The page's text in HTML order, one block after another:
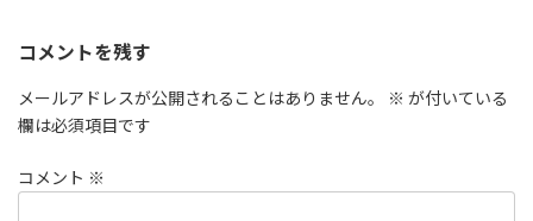
コメントを残す
メールアドレスが公開されることはありません。 ※ が付いている
欄は必須項目です
コメント ※